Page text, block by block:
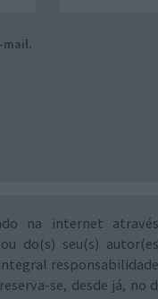
mail.
na internet
do(s) seu(s)
se, desde já, no